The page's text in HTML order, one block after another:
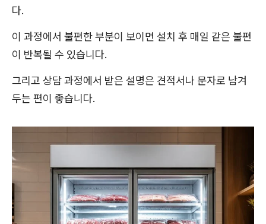
다.
이 과정에서 불편한 부분이 보이면 설치 후 매일 같은 불편
이 반복될 수 있습니다.
그리고 상담 과정에서 받은 설명은 견적서나 문자로 남겨
두는 편이 좋습니다.